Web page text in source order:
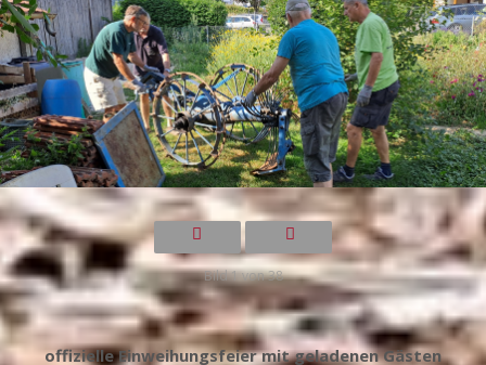
Bild 1 von 38
offizielle Einweihungsfeier mit geladenen Gästen